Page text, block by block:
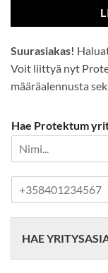
Suurasiakas!
Voit liittyä nyt
määräalennusta
Hae Protektum
HAE